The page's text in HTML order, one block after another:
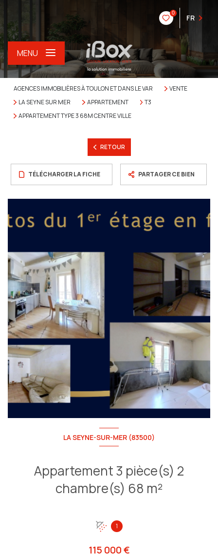
0
FR
MENU
AGENCES IMMOBILIÈRES À TOULON ET DANS LE VAR
VENTE
LA SEYNE SUR MER
APPARTEMENT
T3
APPARTEMENT TYPE 3 68M CENTRE VILLE
RETOUR
TÉLÉCHARGER LA FICHE PARTAGER CE BIEN
LA SEYNE-SUR-MER (83500)
Appartement 3 pièce(s) 2
chambre(s) 68 m²
1
115 000 €